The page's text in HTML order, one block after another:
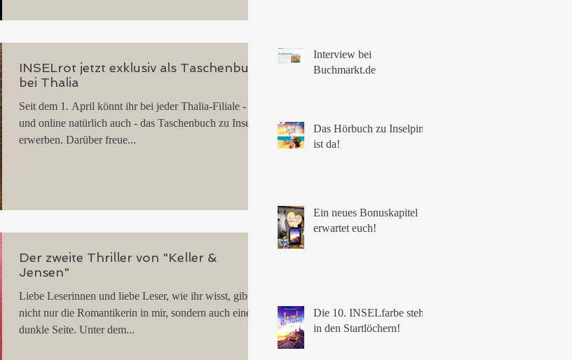
INSELrot jetzt exklusiv als Taschenbuch
bei Thalia
Seit dem 1. April könnt ihr bei jeder Thalia-Filiale -
und online natürlich auch - das Taschenbuch zu Inselrot
erwerben. Darüber freue...
Der zweite Thriller von "Keller &
Jensen"
Liebe Leserinnen und liebe Leser, wie ihr wisst, gibt es
nicht nur die Romantikerin in mir, sondern auch eine
dunkle Seite. Unter dem...
Interview bei
Buchmarkt.de
Das Hörbuch zu Inselpink
ist da!
Ein neues Bonuskapitel
erwartet euch!
Die 10. INSELfarbe steht
in den Startlöchern!